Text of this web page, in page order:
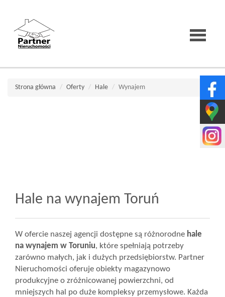
Strona
główna
Strona główna Oferty Hale Wynajem
Hale na wynajem Toruń
W ofercie naszej agencji dostępne są różnorodne hale
na wynajem w Toruniu, które spełniają potrzeby
zarówno małych, jak i dużych przedsiębiorstw. Partner
Nieruchomości oferuje obiekty magazynowo
produkcyjne o zróżnicowanej powierzchni, od
mniejszych hal po duże kompleksy przemysłowe. Każda